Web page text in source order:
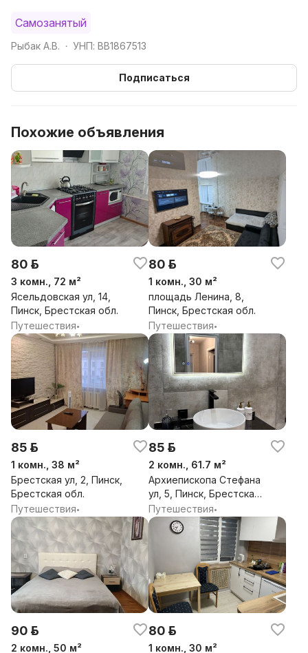
Самозанятый
Рыбак А.В. • УНП: BB1867513
Подписаться
Похожие объявления
80 р.
3 комн., 72 м²
Ясельдовская ул, 14,
Пинск, Брестская обл.
Путешествия•
80 р.
1 комн., 30 м²
площадь Ленина, 8,
Пинск, Брестская обл.
Путешествия•
85 р.
1 комн., 38 м²
Брестская ул, 2, Пинск,
Брестская обл.
Путешествия•
85 р.
2 комн., 61.7 м²
Архиепископа Стефана
ул, 5, Пинск, Брестская
обл.
Путешествия•
90 р.
2 комн., 50 м²
80 р.
1 комн., 30 м²